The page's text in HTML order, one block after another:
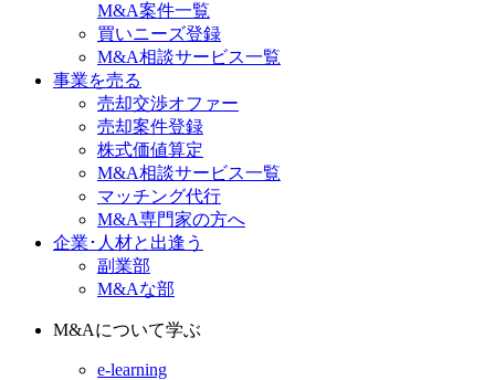
M&A案件一覧
買いニーズ登録
M&A相談サービス一覧
事業を売る
売却交渉オファー
売却案件登録
株式価値算定
M&A相談サービス一覧
マッチング代行
M&A専門家の方へ
企業･人材と出逢う
副業部
M&Aな部
M&Aについて学ぶ
e-learning